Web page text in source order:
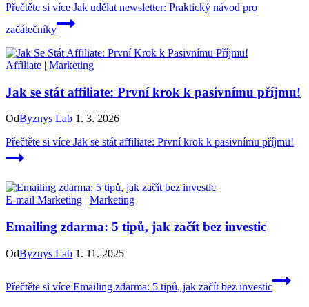
Přečtěte si více Jak udělat newsletter: Praktický návod pro
začátečníky
Affiliate | Marketing
Jak se stát affiliate: První krok k pasivnímu příjmu!
OdByznys Lab 1. 3. 2026
Přečtěte si více Jak se stát affiliate: První krok k pasivnímu příjmu!
E-mail Marketing | Marketing
Emailing zdarma: 5 tipů, jak začít bez investic
OdByznys Lab 1. 11. 2025
Přečtěte si více Emailing zdarma: 5 tipů, jak začít bez investic